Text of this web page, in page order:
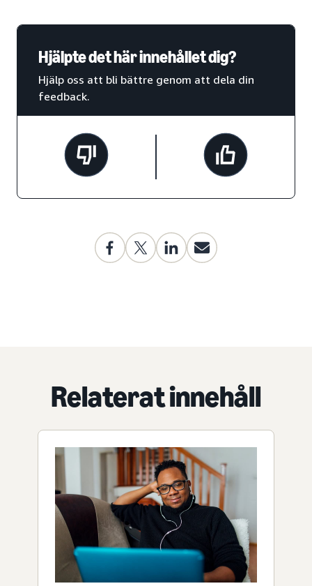
Hjälpte det här innehållet dig?
Hjälp oss att bli bättre genom att dela din
feedback.
Relaterat innehåll